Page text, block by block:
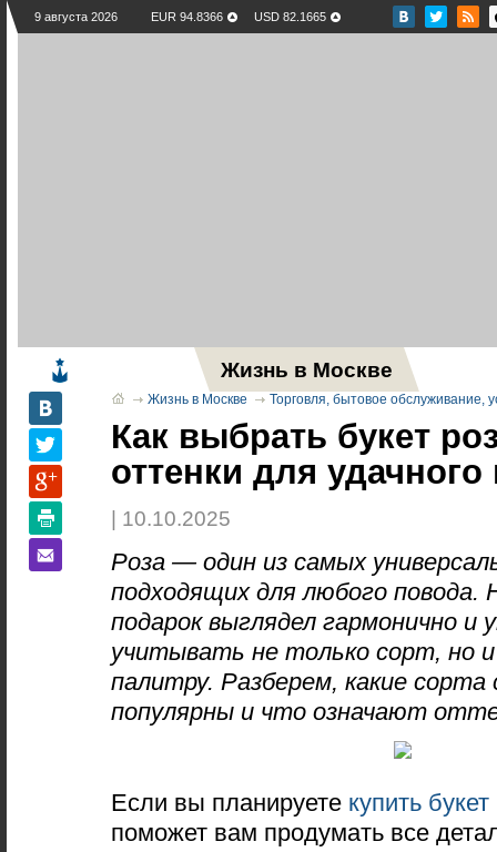
9 августа 2026 EUR 94.8366 USD 82.1665
Жизнь в Москве
Жизнь в Москве Торговля, бытовое обслуживание,
Как выбрать букет
оттенки для удачного
| 10.10.2025
Роза — один из самых
подходящих для любого повода.
подарок выглядел гармонично и
учитывать не только сорт, но
палитру. Разберем, какие сорта
популярны и что означают
Если вы планируете купить букет
поможет вам продумать все